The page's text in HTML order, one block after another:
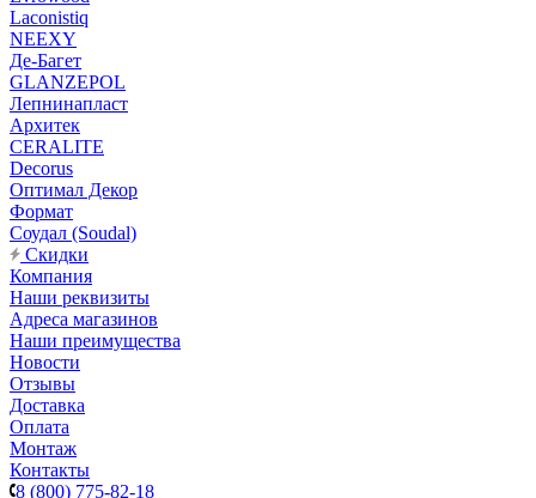
Laconistiq
NEEXY
Де-Багет
GLANZEPOL
Лепнинапласт
Архитек
CERALITE
Decorus
Оптимал Декор
Формат
Соудал (Soudal)
Скидки
Компания
Наши реквизиты
Адреса магазинов
Наши преимущества
Новости
Отзывы
Доставка
Оплата
Монтаж
Контакты
8 (800) 775-82-18